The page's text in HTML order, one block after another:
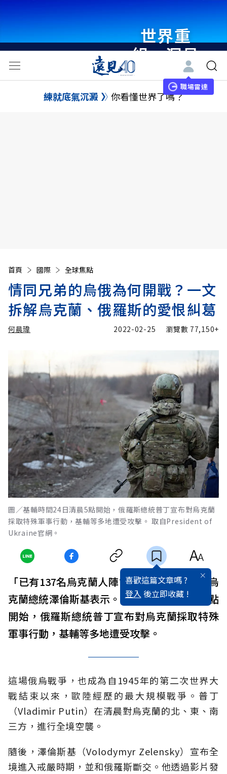
世界重
組・洞見
未來 與
世界領袖
職場雷達
練就底氣沉澱 你看懂世界了嗎？
首頁 國際 全球焦點
情同兄弟的烏俄為何開戰？一文
拆解烏克蘭、俄羅斯的愛恨糾葛
何晨瑋 2022-02-25 瀏覽數 77,150+
圖／基輔時間24日清晨5點開始，俄羅斯總統普丁宣布對烏克蘭
採取特殊軍事行動，基輔等多地遭受攻擊。 取自President of
Ukraine官網。
喜歡這篇文章嗎 ?
登入 後立即收藏 !
「已有137名烏克蘭人陣亡、316人受傷，」烏
克蘭總統澤倫斯基表示。基輔時間24日清晨5點
開始，俄羅斯總統普丁宣布對烏克蘭採取特殊
軍事行動，基輔等多地遭受攻擊。
這場俄烏戰爭，也成為自1945年的第二次世界大
戰結束以來，歐陸經歷的最大規模戰爭。普丁
（Vladimir Putin）在清晨對烏克蘭的北、東、南
三方，進行全境空襲。
隨後，澤倫斯基（Volodymyr Zelensky）宣布全
境進入戒嚴時期，並和俄羅斯斷交。他透過影片發